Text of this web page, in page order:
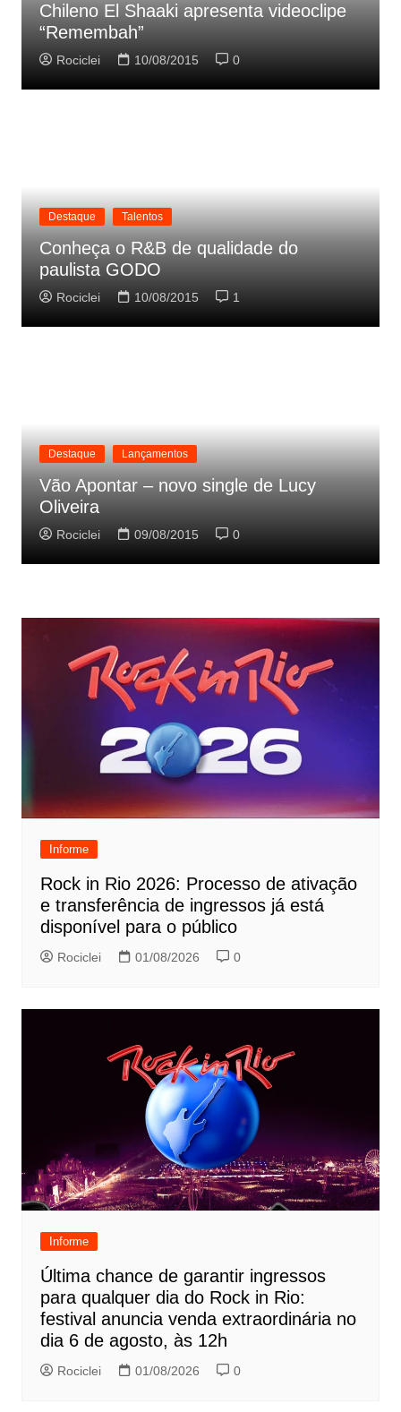
Chileno El Shaaki apresenta videoclipe
“Remembah”
Rociclei 10/08/2015 0
Destaque Talentos
Conheça o R&B de qualidade do
paulista GODO
Rociclei 10/08/2015 1
Destaque Lançamentos
Vão Apontar – novo single de Lucy
Oliveira
Rociclei 09/08/2015 0
Informe
Rock in Rio 2026: Processo de ativação
e transferência de ingressos já está
disponível para o público
Rociclei 01/08/2026 0
Informe
Última chance de garantir ingressos
para qualquer dia do Rock in Rio:
festival anuncia venda extraordinária no
dia 6 de agosto, às 12h
Rociclei 01/08/2026 0